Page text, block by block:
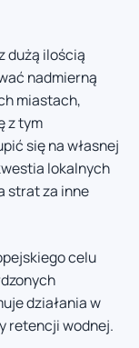
dużą ilością
nadmierną
miastach,
z tym
się na własnej
lokalnych
strat za inne
celu
działania w
retencji wodnej.